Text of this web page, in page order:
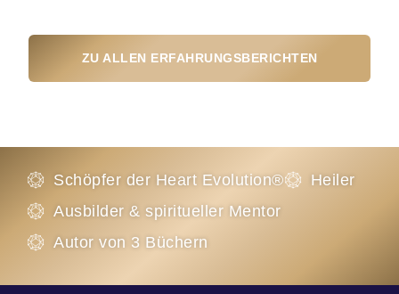
ZU ALLEN ERFAHRUNGSBERICHTEN
Schöpfer der Heart Evolution®
Heiler
Ausbilder & spiritueller Mentor
Autor von 3 Büchern